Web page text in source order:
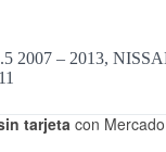
2007 – 2013,
tarjeta con